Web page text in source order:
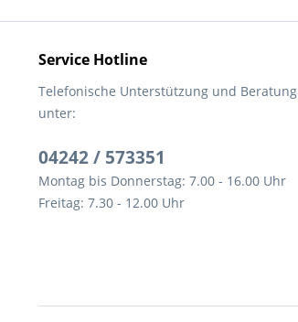
Service Hotline
Telefonische Unterstützung und Beratung
unter:
04242 / 573351
Montag bis Donnerstag: 7.00 - 16.00 Uhr
Freitag: 7.30 - 12.00 Uhr